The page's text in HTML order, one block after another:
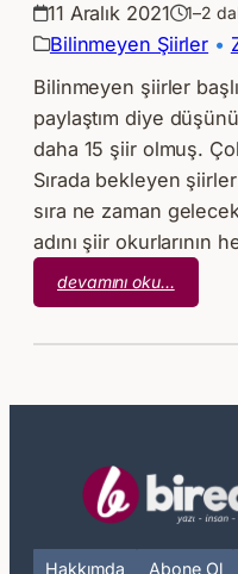
11 Aralık 2021 1–2
Bilinmeyen Şiirler •
Bilinmeyen şiirler
paylaştım diye
daha 15 şiir olmuş.
Sırada bekleyen
sıra ne zaman
adını şiir okurlarının
devamını oku…
Ziya
Geçen
Hakkımda Abone Ol